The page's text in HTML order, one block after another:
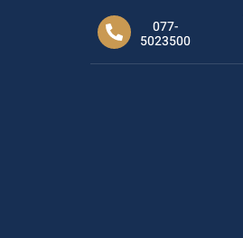
077-
5023500